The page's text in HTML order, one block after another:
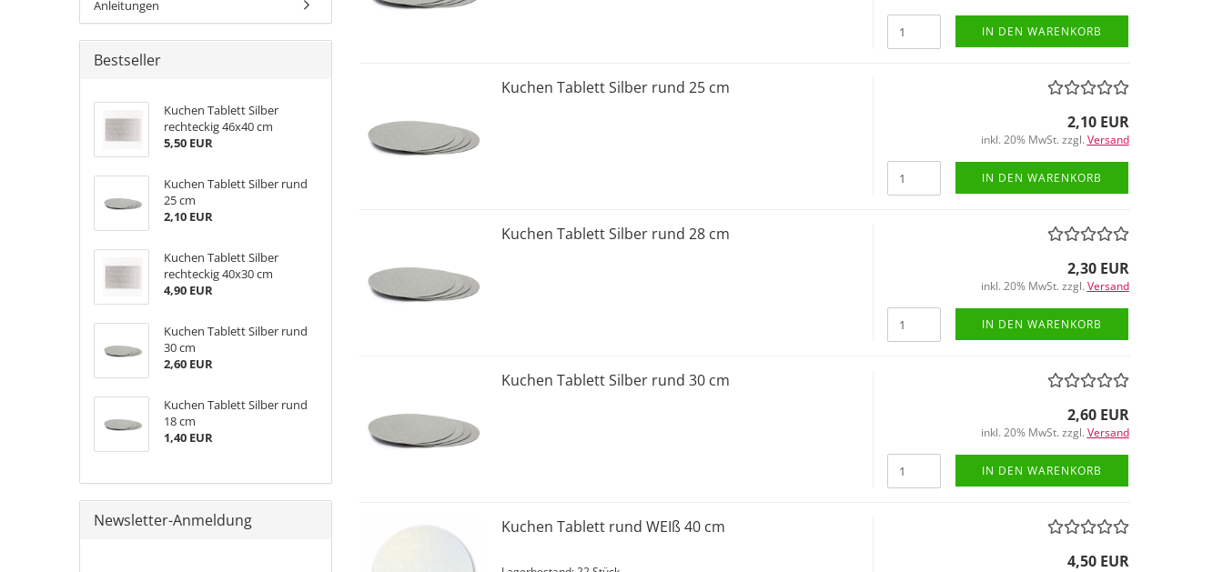
IN DEN WARENKORB
Kuchen Tablett Silber rund 25 cm
2,10 EUR
inkl. 20% MwSt. zzgl. Versand
IN DEN WARENKORB
Kuchen Tablett Silber rund 28 cm
2,30 EUR
inkl. 20% MwSt. zzgl. Versand
IN DEN WARENKORB
Kuchen Tablett Silber rund 30 cm
2,60 EUR
inkl. 20% MwSt. zzgl. Versand
IN DEN WARENKORB
Kuchen Tablett rund WEIß 40 cm
4,50 EUR
Anleitungen
Bestseller
Kuchen Tablett Silber
rechteckig 46x40 cm
5,50 EUR
Kuchen Tablett Silber rund
25 cm
2,10 EUR
Kuchen Tablett Silber
rechteckig 40x30 cm
4,90 EUR
Kuchen Tablett Silber rund
30 cm
2,60 EUR
Kuchen Tablett Silber rund
18 cm
1,40 EUR
Newsletter-Anmeldung